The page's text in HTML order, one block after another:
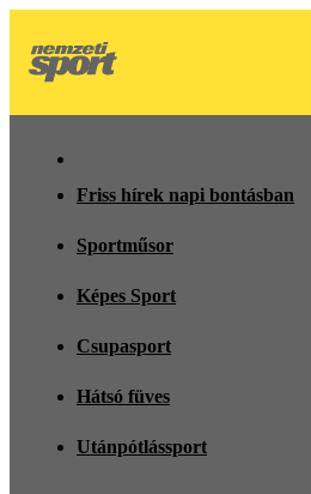
Friss hírek napi bontásban
Sportműsor
Képes Sport
Csupasport
Hátsó füves
Utánpótlássport